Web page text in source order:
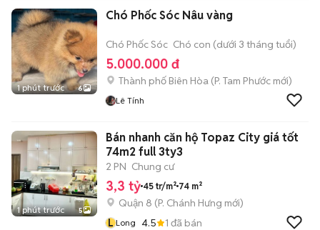
1 phút trước 6
Chó Phốc Sóc Nâu vàng
Chó Phốc Sóc Chó con (dưới 3 tháng tuổi)
5.000.000 đ
Thành phố Biên Hòa (P. Tam Phước mới)
Lê Tính
1 phút trước 5
Bán nhanh căn hộ Topaz City giá tốt
74m2 full 3ty3
2 PN Chung cư
3,3 tỷ 45 tr/m² 74 m²
Quận 8 (P. Chánh Hưng mới)
L Long 4.5 1 đã bán